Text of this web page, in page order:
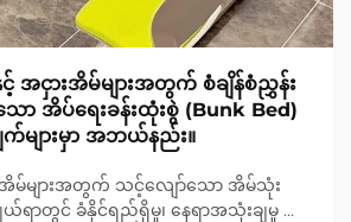
င့် အငှားအိမ်များအတွက် စံချိန်စံညွှန်း
သော အိပ်ရေးခန်းထုံးစွဲ (Bunk Bed)
များမှာ အဘယ်နည်း။
အိမ်များအတွက် သင့်လျော်သော အိမ်သုံး
ျယ်ရာတွင် ခံနိုင်ရည်ရှိမှု၊ နေရာအသုံးချမှု ထိ